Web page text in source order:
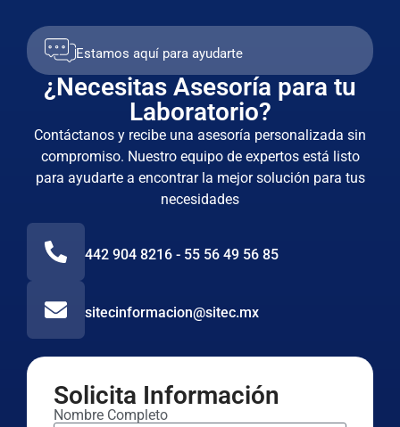
Estamos aquí para ayudarte
¿Necesitas Asesoría para tu
Laboratorio?
Contáctanos y recibe una asesoría personalizada sin
compromiso. Nuestro equipo de expertos está listo
para ayudarte a encontrar la mejor solución para tus
necesidades
442 904 8216 - 55 56 49 56 85
sitecinformacion@sitec.mx
Solicita Información
Nombre Completo